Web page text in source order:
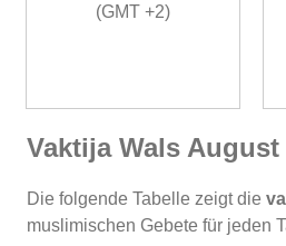
(GMT +2)
Vaktija Wals August
Die folgende Tabelle zeigt die
muslimischen Gebete für jeden